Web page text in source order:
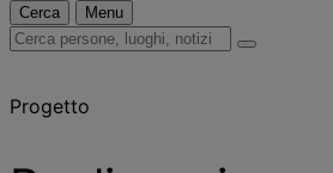
Cerca Menu
Cerca
notizie
Progetto